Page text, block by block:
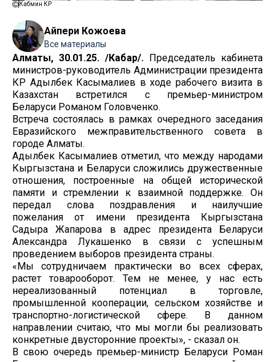
Кабмин КР
Айпери Кожоева
Все материалы
Алматы, 30.01.25. /Кабар/. Председатель кабинета
министров-руководитель Администрации президента
КР Адылбек Касымалиев в ходе рабочего визита в
Казахстан встретился с премьер-министром
Беларуси Романом Головченко.
Встреча состоялась в рамках очередного заседания
Евразийского межправительственного совета в
городе Алматы.
Адылбек Касымалиев отметил, что между народами
Кыргызстана и Беларуси сложились дружественные
отношения, построенные на общей исторической
памяти и стремлении к взаимной поддержке. Он
передал слова поздравления и наилучшие
пожелания от имени президента Кыргызстана
Садыра Жапарова в адрес президента Беларуси
Александра Лукашенко в связи с успешным
проведением выборов президента страны.
«Мы сотрудничаем практически во всех сферах,
растет товарооборот. Тем не менее, у нас есть
нереализованный потенциал в торговле,
промышленной кооперации, сельском хозяйстве и
транспортно-логистической сфере. В данном
направлении считаю, что мы могли бы реализовать
конкретные двусторонние проекты», - сказал он.
В свою очередь премьер-министр Беларуси Роман